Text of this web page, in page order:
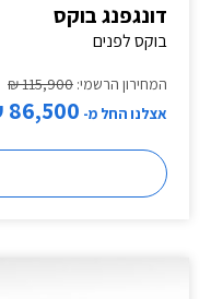
דונגפנג בוקס
בוקס לפנים
המחירון הרשמי: 115,900 ₪
אצלנו החל מ- 86,500 ₪